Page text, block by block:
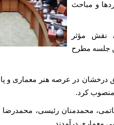
و مباحث
نقش مؤثر
جلسه مطرح
درخشان در عرصه هنر معماری و
منصوب کرد.
محمدمنان رئیسی، محمدرضا